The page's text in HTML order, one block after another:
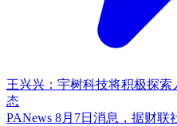
王兴兴：宇树科技将积极探
态
PANews 8月7日消息，据财